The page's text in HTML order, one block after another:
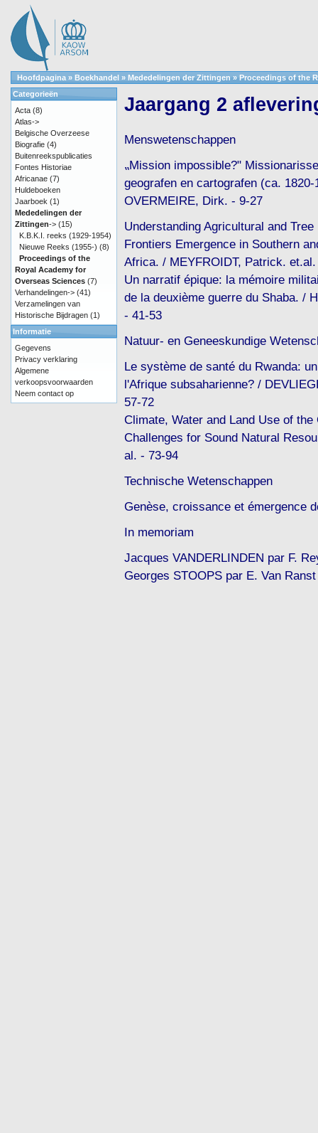
Hoofdpagina » Boekhandel » Mededelingen der Zittingen » Proceedings of the
Jaargang 2
Menswetenschappen
⹂Mission impossible?"
geografen en cartografen (ca. 1820-
OVERMEIRE, Dirk. - 9-27
Understanding Agricultural and Tree
Frontiers Emergence in Southern
Africa. / MEYFROIDT, Patrick.
Un narratif épique: la mémoire
de la deuxième guerre du Shaba. /
- 41-53
Natuur- en Geneeskundige
Le système de santé du Rwanda:
l'Afrique subsaharienne? /
57-72
Climate, Water and Land Use of
Challenges for Sound Natural
al. - 73-94
Technische Wetenschappen
Genèse, croissance et émergence
In memoriam
Jacques VANDERLINDEN par F.
Georges STOOPS par E. Van
Categorieën
Acta (8)
Atlas->
Belgische Overzeese
Biografie (4)
Buitenreekspublicaties
Fontes Historiae
Africanae (7)
Huldeboeken
Jaarboek (1)
Mededelingen der
Zittingen-> (15)
K.B.K.I. reeks (1929-1954)
Nieuwe Reeks (1955-) (8)
Proceedings of the
Royal Academy for
Overseas Sciences (7)
Verhandelingen-> (41)
Verzamelingen van
Historische Bijdragen (1)
Informatie
Gegevens
Privacy verklaring
Algemene
verkoopsvoorwaarden
Neem contact op